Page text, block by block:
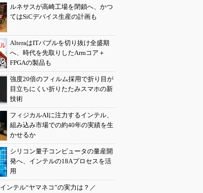
ルネサスが高崎工場を閉鎖へ、かつ
てはSiCデバイス生産の計画も
AlteraはITバブルを切り抜け全盛期
へ、時代を先取りしたArmコア＋
FPGAの製品も
強度20倍のフィルム採用で折り目が
目立ちにくい折りたたみスマホの新
技術
フィジカルAIに注力するインテル、
組み込み市場での約40年の実績を生
かせるか
シリコン量子コンピュータの量産開
発へ、インテルの18Aプロセスを活
用
インテル“ヤマネコ”の実力は？／